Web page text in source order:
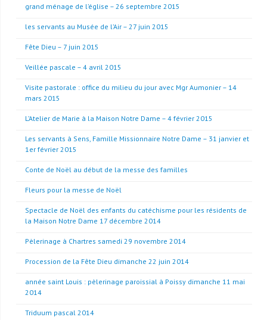
grand ménage de l’église – 26 septembre 2015
les servants au Musée de l’Air – 27 juin 2015
Fête Dieu – 7 juin 2015
Veillée pascale – 4 avril 2015
Visite pastorale : office du milieu du jour avec Mgr Aumonier – 14
mars 2015
L’Atelier de Marie à la Maison Notre Dame – 4 février 2015
Les servants à Sens, Famille Missionnaire Notre Dame – 31 janvier et
1er février 2015
Conte de Noël au début de la messe des familles
Fleurs pour la messe de Noël
Spectacle de Noël des enfants du catéchisme pour les résidents de
la Maison Notre Dame 17 décembre 2014
Pèlerinage à Chartres samedi 29 novembre 2014
Procession de la Fête Dieu dimanche 22 juin 2014
année saint Louis : pèlerinage paroissial à Poissy dimanche 11 mai
2014
Triduum pascal 2014